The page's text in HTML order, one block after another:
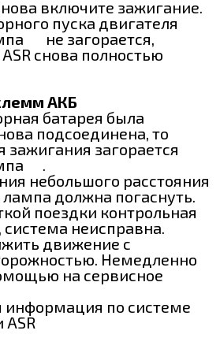
включите зажигание.
пуска двигателя
не загорается,
снова полностью
АКБ
батарея была
подсоединена, то
зажигания загорается
.
небольшого расстояния
лампа должна погаснуть.
поездки контрольная
система неисправна.
движение с
Немедленно
на сервисное
информация по системе
ASR